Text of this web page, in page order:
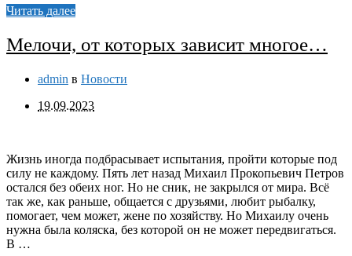
Читать далее
Мелочи, от которых зависит многое…
admin в Новости
19.09.2023
Жизнь иногда подбрасывает испытания, пройти которые под
силу не каждому. Пять лет назад Михаил Прокопьевич Петров
остался без обеих ног. Но не сник, не закрылся от мира. Всё
так же, как раньше, общается с друзьями, любит рыбалку,
помогает, чем может, жене по хозяйству. Но Михаилу очень
нужна была коляска, без которой он не может передвигаться.
В …